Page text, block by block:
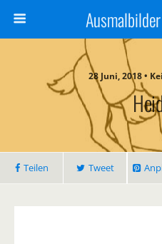
28 Juni, 2018 •
Teilen Tweet